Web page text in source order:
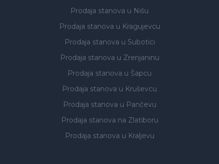
Prodaja stanova u Nišu
Prodaja stanova u Kragujevcu
Prodaja stanova u Subotici
Prodaja stanova u Zrenjaninu
Prodaja stanova u Šapcu
Prodaja stanova u Kruševcu
Prodaja stanova u Pančevu
Prodaja stanova na Zlatiboru
Prodaja stanova u Kraljevu